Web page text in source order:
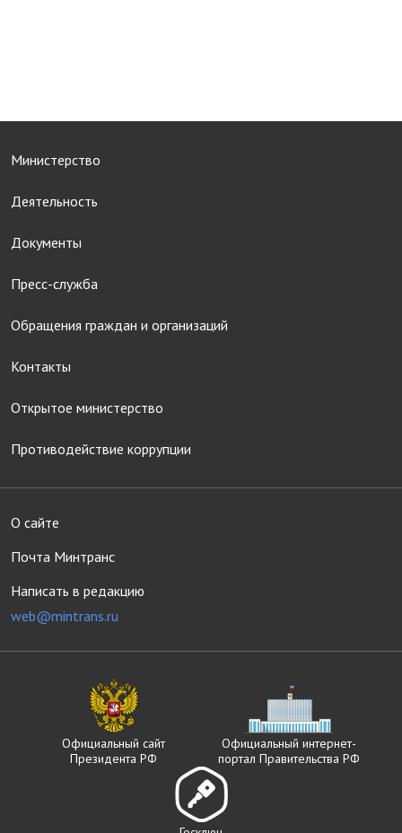
Министерство
Деятельность
Документы
Пресс-служба
Обращения граждан и организаций
Контакты
Открытое министерство
Противодействие коррупции
О сайте
Почта Минтранс
Написать в редакцию
web@mintrans.ru
Официальный сайт
Президента РФ
Официальный интернет-
портал Правительства РФ